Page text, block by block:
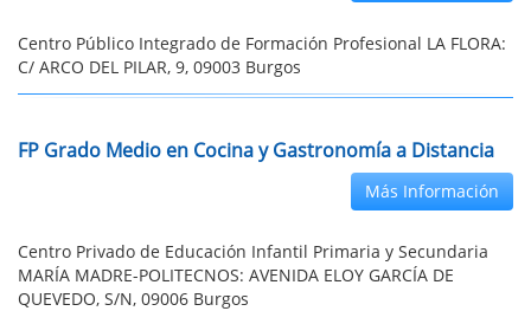
Centro Público Integrado de Formación Profesional LA FLORA:
C/ ARCO DEL PILAR, 9, 09003 Burgos
FP Grado Medio en Cocina y Gastronomía a Distancia
Más Información
Centro Privado de Educación Infantil Primaria y Secundaria
MARÍA MADRE-POLITECNOS: AVENIDA ELOY GARCÍA DE
QUEVEDO, S/N, 09006 Burgos